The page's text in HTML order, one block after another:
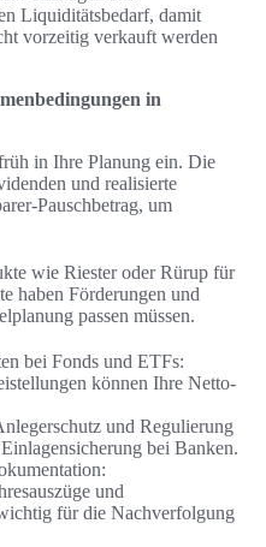
Liquiditätsbedarf, damit
vorzeitig verkauft werden
in
in Ihre Planung ein. Die
und realisierte
Pauschbetrag, um
wie Riester oder Rürup für
haben Förderungen und
passen müssen.
bei Fonds und ETFs:
können Ihre Netto-
und Regulierung
bei Banken.
und
für die Nachverfolgung